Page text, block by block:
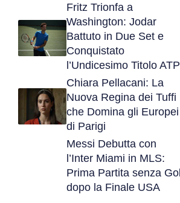
Fritz Trionfa a
Washington: Jodar
Battuto in Due Set e
Conquistato
l’Undicesimo Titolo ATP
Chiara Pellacani: La
Nuova Regina dei Tuffi
che Domina gli Europei
di Parigi
Messi Debutta con
l’Inter Miami in MLS:
Prima Partita senza Gol
dopo la Finale USA